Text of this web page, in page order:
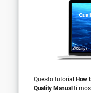
Questo tutorial How
Quality Manualti